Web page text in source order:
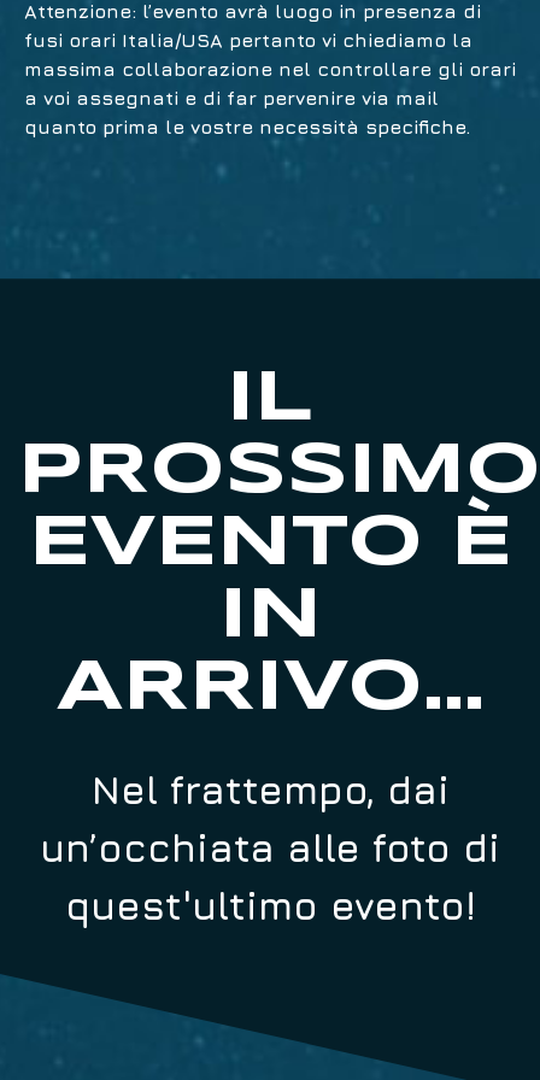
Attenzione: l’evento avrà luogo in presenza di
fusi orari Italia/USA pertanto vi chiediamo la
massima collaborazione nel controllare gli orari
a voi assegnati e di far pervenire via mail
quanto prima le vostre necessità specifiche.
IL
PROSSIMO
EVENTO È
IN
ARRIVO...
Nel frattempo, dai
un’occhiata alle foto di
quest'ultimo evento!